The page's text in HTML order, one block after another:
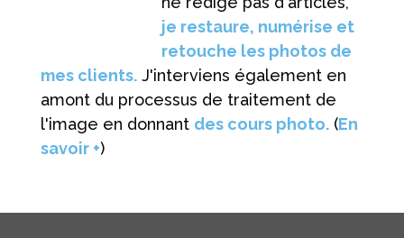
je restaure, numérise et
retouche les photos de
mes clients.J'interviens également en
amont du processus de traitement de
l'image en donnant des cours photo.(En
savoir +)